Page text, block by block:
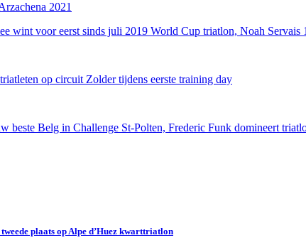
2021
wint voor eerst sinds juli 2019 World Cup triatlon, Noah Servais
op circuit Zolder tijdens eerste training day
beste Belg in Challenge St-Polten, Frederic Funk domineert
plaats op Alpe d’Huez kwarttriatlon